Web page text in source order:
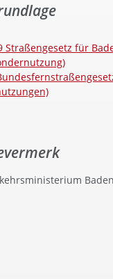
Straßengesetz für